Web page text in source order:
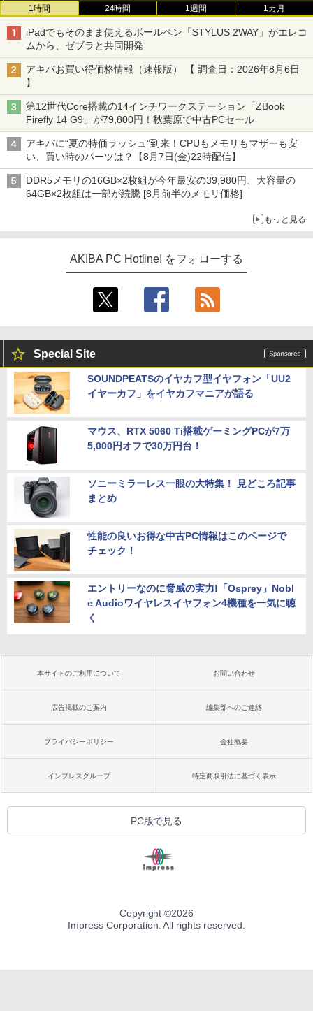
1時間 24時間 1週間 1カ月
iPadでもそのまま使えるボールペン「STYLUS 2WAY」がエレコ
ムから、ゼブラと共同開発
アキバお買い得価格情報（速報版） 【 調査日：2026年8月6日
】
第12世代Core搭載の14インチワークステーション「ZBook
Firefly 14 G9」が79,800円！秋葉原で中古PCセール
アキバに“夏の特価ラッシュ”到来！CPUもメモリもマザーも安
い、買い時のパーツは？【8月7日(金)22時配信】
DDR5メモリの16GB×2枚組が今年最安の39,980円、大容量の
64GB×2枚組は一部が続騰 [8月前半のメモリ価格]
もっと見る
AKIBA PC Hotline! をフォローする
Special Site
SOUNDPEATSのイヤカフ型イヤフォン「UU2
イヤーカフ」をイヤカフマニアが語る
マウス、RTX 5060 Ti搭載ゲーミングPCが7万
5,000円オフで30万円台！
ソニーミラーレス一眼の大特集！ 見どころ記事
まとめ
性能の良いお得な中古PC情報はこのページで
チェック！
エントリーなのに脅威の実力!「Osprey」Nobl
e Audioワイヤレスイヤフォン4機種を一気に聴
く
本サイトのご利用について お問い合わせ
広告掲載のご案内 編集部へのご連絡
プライバシーポリシー 会社概要
インプレスグループ 特定商取引法に基づく表示
PC版で見る
Copyright ©2026
Impress Corporation. All rights reserved.